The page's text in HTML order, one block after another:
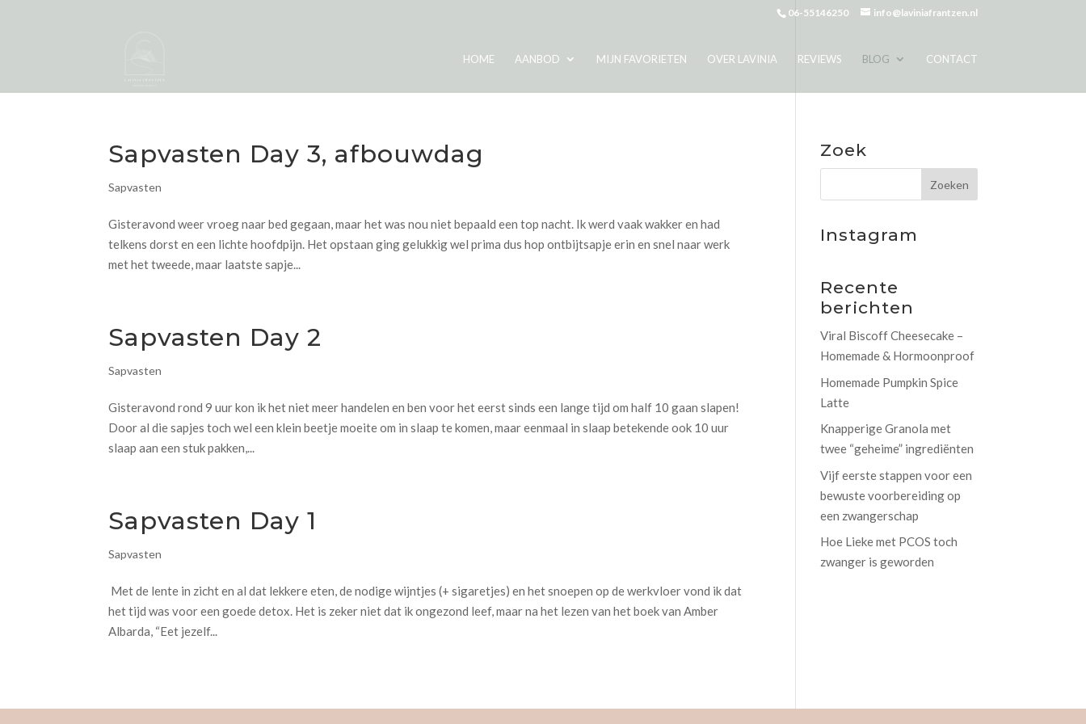
06-55146250 info@laviniafrantzen.nl
HOME AANBOD MIJN FAVORIETEN OVER LAVINIA REVIEWS BLOG CONTACT
Sapvasten Day 3, afbouwdag
Sapvasten
Gisteravond weer vroeg naar bed gegaan, maar het was nou niet bepaald een top nacht. Ik werd vaak wakker en had
telkens dorst en een lichte hoofdpijn. Het opstaan ging gelukkig wel prima dus hop ontbijtsapje erin en snel naar werk
met het tweede, maar laatste sapje...
Sapvasten Day 2
Sapvasten
Gisteravond rond 9 uur kon ik het niet meer handelen en ben voor het eerst sinds een lange tijd om half 10 gaan slapen!
Door al die sapjes toch wel een klein beetje moeite om in slaap te komen, maar eenmaal in slaap betekende ook 10 uur
slaap aan een stuk pakken,...
Sapvasten Day 1
Sapvasten
Met de lente in zicht en al dat lekkere eten, de nodige wijntjes (+ sigaretjes) en het snoepen op de werkvloer vond ik dat
het tijd was voor een goede detox. Het is zeker niet dat ik ongezond leef, maar na het lezen van het boek van Amber
Albarda, “Eet jezelf...
Zoek
Instagram
Recente
berichten
Viral Biscoff Cheesecake –
Homemade & Hormoonproof
Homemade Pumpkin Spice
Latte
Knapperige Granola met
twee “geheime” ingrediënten
Vijf eerste stappen voor een
bewuste voorbereiding op
een zwangerschap
Hoe Lieke met PCOS toch
zwanger is geworden